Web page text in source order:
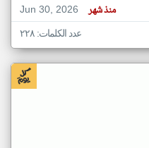
Jun 30, 2026
منذ شهر
عدد الكلمات: ٢٢٨